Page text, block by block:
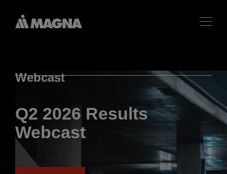
Webcast
Q2 2026 Results
Webcast